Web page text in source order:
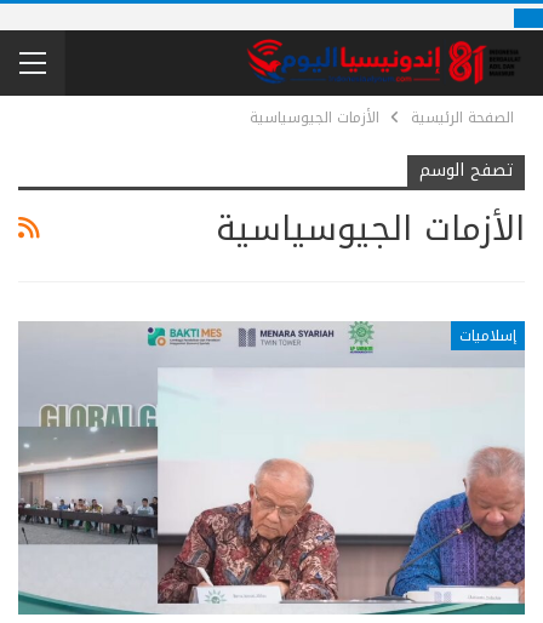
الصفحة الرئيسية الأزمات الجيوسياسية
تصفح الوسم
الأزمات الجيوسياسية
إسلاميات